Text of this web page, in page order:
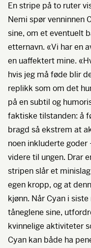
En stripe på to ruter
Nemi spør venninnen
sine, om et eventuelt
etternavn. «Vi har en
en uaffektert mine.
hvis jeg må føde blir
replikk som om det
på en subtil og
faktiske tilstanden: å
bragd så ekstrem at
noen inkluderte
videre til ungen. Drar
stripen slår et
egen kropp, og at
kjønn. Når Cyan i
tåneglene sine,
kvinnelige aktiviteter
Cyan kan både ha